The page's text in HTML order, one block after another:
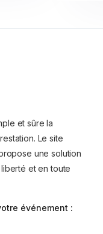
et sûre la
Le site
une solution
et en toute
événement :